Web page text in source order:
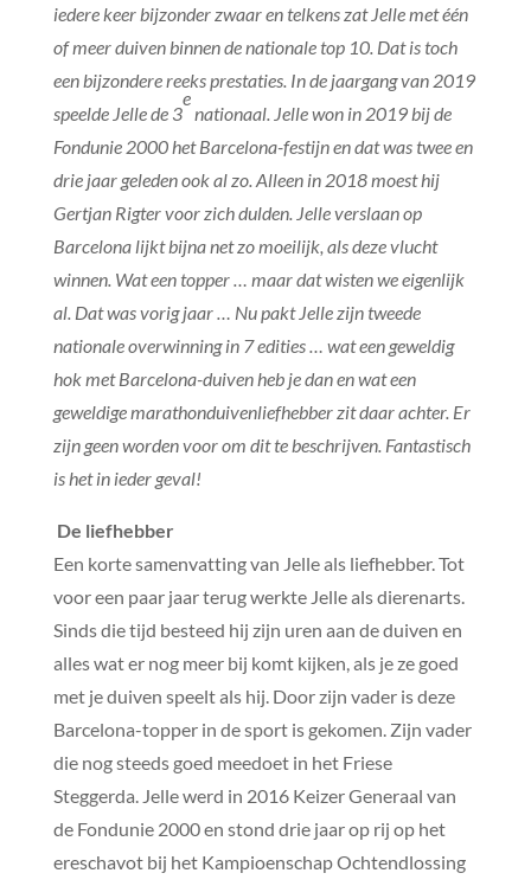
iedere keer bijzonder zwaar en telkens zat Jelle met één
of meer duiven binnen de nationale top 10. Dat is toch
een bijzondere reeks prestaties. In de jaargang van 2019
speelde Jelle de 3
e
nationaal. Jelle won in 2019 bij de
Fondunie 2000 het Barcelona-festijn en dat was twee en
drie jaar geleden ook al zo. Alleen in 2018 moest hij
Gertjan Rigter voor zich dulden. Jelle verslaan op
Barcelona lijkt bijna net zo moeilijk, als deze vlucht
winnen. Wat een topper … maar dat wisten we eigenlijk
al. Dat was vorig jaar … Nu pakt Jelle zijn tweede
nationale overwinning in 7 edities … wat een geweldig
hok met Barcelona-duiven heb je dan en wat een
geweldige marathonduivenliefhebber zit daar achter. Er
zijn geen worden voor om dit te beschrijven. Fantastisch
is het in ieder geval!
De liefhebber
Een korte samenvatting van Jelle als liefhebber. Tot
voor een paar jaar terug werkte Jelle als dierenarts.
Sinds die tijd besteed hij zijn uren aan de duiven en
alles wat er nog meer bij komt kijken, als je ze goed
met je duiven speelt als hij. Door zijn vader is deze
Barcelona-topper in de sport is gekomen. Zijn vader
die nog steeds goed meedoet in het Friese
Steggerda. Jelle werd in 2016 Keizer Generaal van
de Fondunie 2000 en stond drie jaar op rij op het
ereschavot bij het Kampioenschap Ochtendlossing